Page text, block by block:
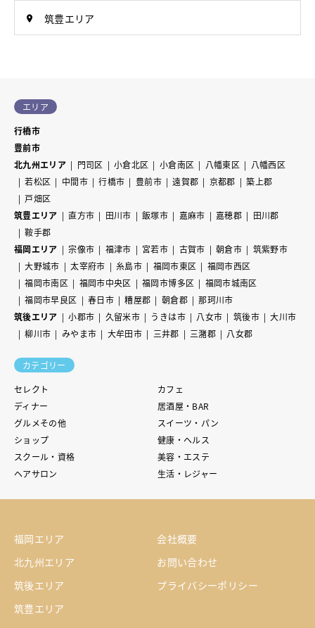
筑豊エリア
エリア
行橋市
豊前市
北九州エリア
門司区 小倉北区 小倉南区 八幡東区
八幡西区
若松区
中間市 行橋市 豊前市 遠賀郡 京都郡
築上郡
戸畑区
筑豊エリア
直方市 田川市 飯塚市 嘉麻市 嘉穂郡
田川郡
鞍手郡
福岡エリア
宗像市 福津市 宮若市 古賀市 朝倉市
筑紫野市
大野城市
太宰府市 糸島市 福岡市東区
福岡市西区
福岡市南区
福岡市中央区 福岡市博多区
福岡市城南区
福岡市早良区
春日市 糟屋郡 朝倉郡
那珂川市
筑後エリア
小郡市 久留米市 うきは市 八女市 筑後市
大川市
柳川市
みやま市 大牟田市 三井郡 三潴郡 八女郡
カテゴリー
セレクト
カフェ
ディナー
居酒屋・BAR
グルメその他
スイーツ・パン
ショップ
健康・ヘルス
スクール・資格
美容・エステ
ヘアサロン
生活・レジャー
福岡エリア
北九州エリア
筑後エリア
筑豊エリア
会社概要
お問い合わせ
プライバシーポリシー